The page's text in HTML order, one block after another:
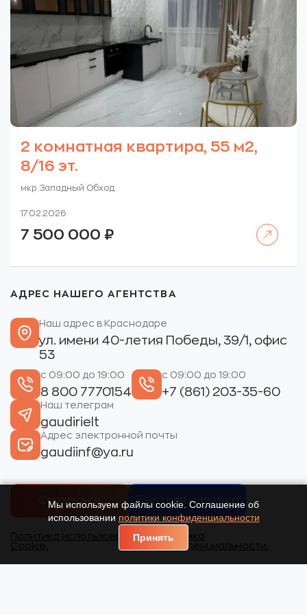
2 комнатная квартира, 55 м2,
8/16 эт.
мкр. Западный Обход.
17.02.2026
7 500 000 ₽
АДРЕС НАШЕГО АГЕНТСТВА
Наш адрес в Краснодаре
ул. имени 40-летия Победы, 39/1, офис
53
с 09:00 до 19:00
8 800 7770154
с 09:00 до 19:00
+7 (861) 203-35-60
Наш телеграм
gaudirielt
Адрес электронной почты
gaudiinf@ya.ru
Связаться Быстрая ипотека
Политика использования
Cookie.
Политика
конфиденциальности.
Мы используем файлы cookie. Соглашение об
использовании политики конфиденциальности
Принять